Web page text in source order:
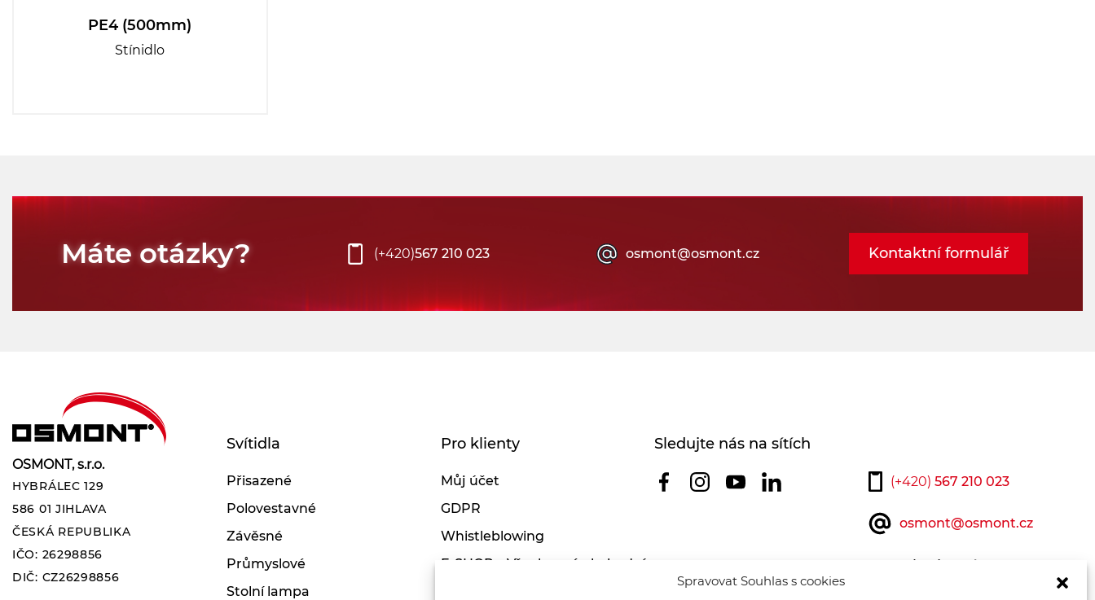
Spravovat Souhlas s cookies
PE4 (500mm)
Stínidlo
Máte otázky? (+420)567 210 023 osmont@osmont.cz Kontaktní formulář
OSMONT, s.r.o.
HYBRÁLEC 129
586 01 JIHLAVA
ČESKÁ REPUBLIKA
IČO: 26298856
DIČ: CZ26298856
Svítidla
Přisazené
Polovestavné
Závěsné
Průmyslové
Stolní lampa
Pro klienty
Můj účet
GDPR
Whistleblowing
E-SHOP – Všeobecné obchodní
Sledujte nás na sítích
(+420) 567 210 023
osmont@osmont.cz
Kontaktujte nás